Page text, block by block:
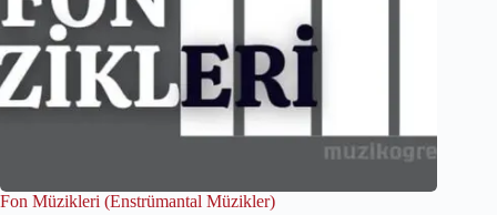
Fon Müzikleri (Enstrümantal Müzikler)